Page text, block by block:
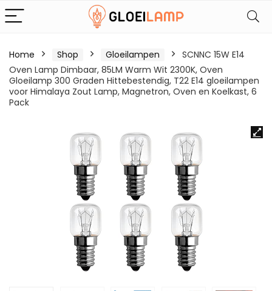
Home Shop Gloeilampen
SCNNC 15W E14
Oven Lamp Dimbaar, 85LM Warm Wit 2300K, Oven
Gloeilamp 300 Graden Hittebestendig, T22 E14 gloeilampen
voor Himalaya Zout Lamp, Magnetron, Oven en Koelkast, 6
Pack